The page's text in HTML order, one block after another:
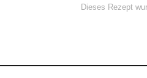
Dieses Rezept